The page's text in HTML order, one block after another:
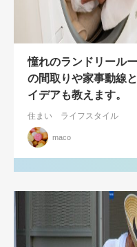
憧れのランドリール
の間取りや家事動線
イデアも教えます。
住まい ライフスタイル
maco